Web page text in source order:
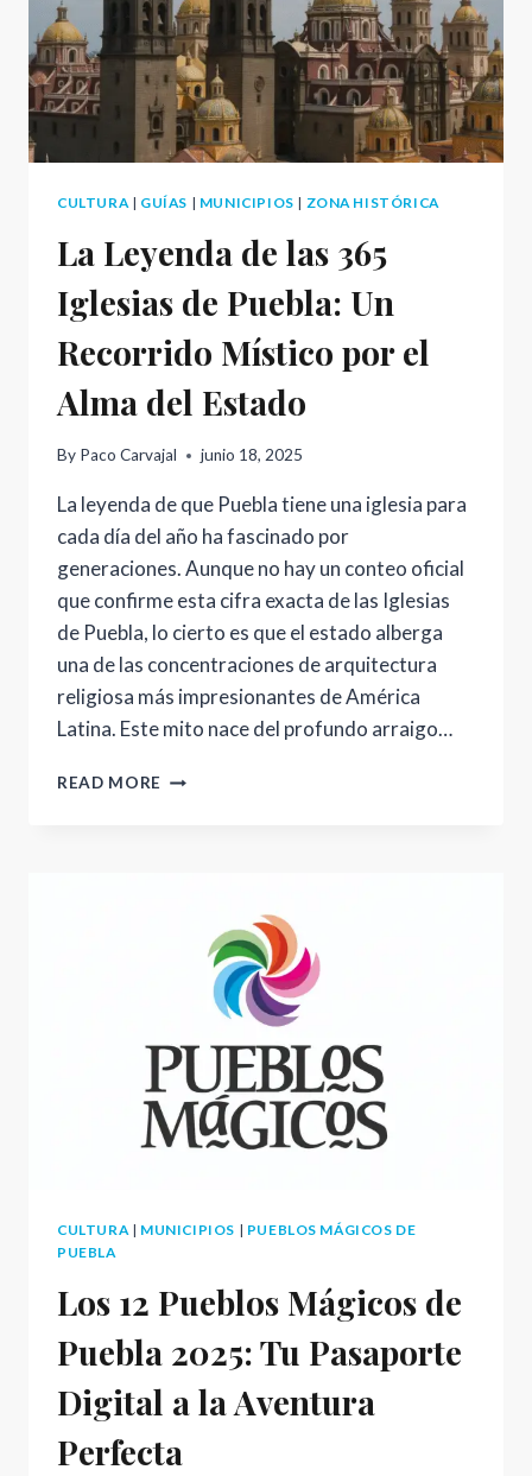
CULTURA | GUÍAS | MUNICIPIOS | ZONA HISTÓRICA
La Leyenda de las 365
Iglesias de Puebla: Un
Recorrido Místico por el
Alma del Estado
By Paco Carvajal junio 18, 2025
La leyenda de que Puebla tiene una iglesia para
cada día del año ha fascinado por
generaciones. Aunque no hay un conteo oficial
que confirme esta cifra exacta de las Iglesias
de Puebla, lo cierto es que el estado alberga
una de las concentraciones de arquitectura
religiosa más impresionantes de América
Latina. Este mito nace del profundo arraigo…
READ MORE LA
PUEBLA:
RECORRIDO
MÍSTICO
POR
EL
ALMA
DEL
ESTADO
CULTURA| MUNICIPIOS | PUEBLOS MÁGICOS DE
PUEBLA
Los 12 Pueblos Mágicos de
Puebla 2025: Tu Pasaporte
Digital a la Aventura
Perfecta